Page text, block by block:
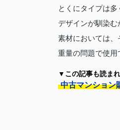
とくにタイプは
デザインが馴染む
素材においては、
重量の問題で使用
▼この記事も読ま
中古マンション